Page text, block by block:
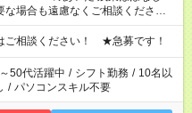
場合も遠慮なくご相談ください。
。 その他、 ＊週4日・
み ＊午前だけ・午後だけ ＊平日
ご相談ください！ ★急募です！
50代活躍中 / シフト勤務 / 10名以
/ パソコンスキル不要